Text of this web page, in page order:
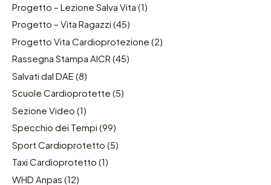
Progetto – Lezione Salva Vita (1)
Progetto – Vita Ragazzi (45)
Progetto Vita Cardioprotezione (2)
Rassegna Stampa AICR (45)
Salvati dal DAE (8)
Scuole Cardioprotette (5)
Sezione Video (1)
Specchio dei Tempi (99)
Sport Cardioprotetto (5)
Taxi Cardioprotetto (1)
WHD Anpas (12)